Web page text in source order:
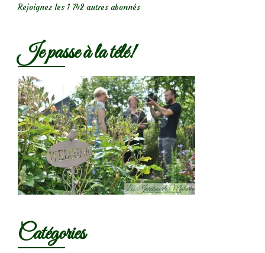
Rejoignez les 1 742 autres abonnés
Je passe à la télé!
Catégories